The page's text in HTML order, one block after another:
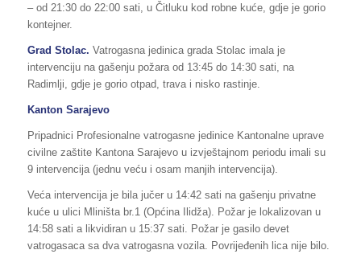
– od 21:30 do 22:00 sati, u Čitluku kod robne kuće, gdje je gorio
kontejner.
Grad Stolac. Vatrogasna jedinica grada Stolac imala je
intervenciju na gašenju požara od 13:45 do 14:30 sati, na
Radimlji, gdje je gorio otpad, trava i nisko rastinje.
Kanton Sarajevo
Pripadnici Profesionalne vatrogasne jedinice Kantonalne uprave
civilne zaštite Kantona Sarajevo u izvještajnom periodu imali su
9 intervencija (jednu veću i osam manjih intervencija).
Veća intervencija je bila jučer u 14:42 sati na gašenju privatne
kuće u ulici Mliništa br.1 (Općina Ilidža). Požar je lokalizovan u
14:58 sati a likvidiran u 15:37 sati. Požar je gasilo devet
vatrogasaca sa dva vatrogasna vozila. Povrijeđenih lica nije bilo.